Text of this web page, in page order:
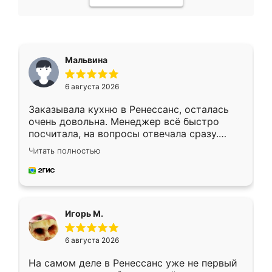
Мальвина
6 августа 2026
Заказывала кухню в Ренессанс, осталась
очень довольна. Менеджер всё быстро
посчитала, на вопросы отвечала сразу.
Замерщик приехал в субботу, подошёл к
делу со всей ответственностью. Собрали
за день, ребята работали аккуратно, даже
Читать полностью
Игорь М.
6 августа 2026
На самом деле в Ренессанс уже не первый